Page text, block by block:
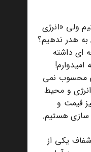
ولی «انرژی
به هدر ندهیم؟
ای داشته
امیدوارم!
محسوب نمی
و محیط
قیمت و
سازی هستیم.
شفاف یکی از